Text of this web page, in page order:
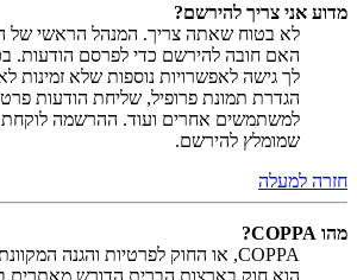
מדוע אני צריך להירשם?
לא בטוח שאתה צריך. המנהל הראשי של
האם חובה להירשם כדי לפרסם הודעות.
לך גישה לאפשרויות נוספות שלא זמינות
הגדרת תמונת פרופיל, שליחת הודעות
למשתמשים אחרים ועוד. ההרשמה
שמומלץ להירשם.
חזרה למעלה
מהו COPPA?
הוא חוק בארצות הברית הדורש מאתרים